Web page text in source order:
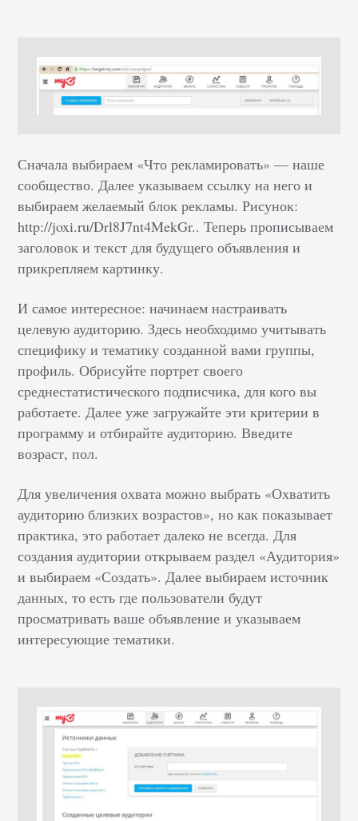
Сначала выбираем «Что рекламировать» — наше
сообщество. Далее указываем ссылку на него и
выбираем желаемый блок рекламы. Рисунок:
http://joxi.ru/Drl8J7nt4MekGr.. Теперь прописываем
заголовок и текст для будущего объявления и
прикрепляем картинку.
И самое интересное: начинаем настраивать
целевую аудиторию. Здесь необходимо учитывать
специфику и тематику созданной вами группы,
профиль. Обрисуйте портрет своего
среднестатистического подписчика, для кого вы
работаете. Далее уже загружайте эти критерии в
программу и отбирайте аудиторию. Введите
возраст, пол.
Для увеличения охвата можно выбрать «Охватить
аудиторию близких возрастов», но как показывает
практика, это работает далеко не всегда. Для
создания аудитории открываем раздел «Аудитория»
и выбираем «Создать». Далее выбираем источник
данных, то есть где пользователи будут
просматривать ваше объявление и указываем
интересующие тематики.